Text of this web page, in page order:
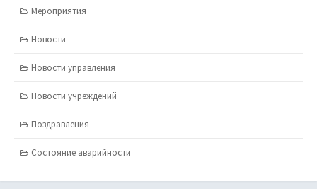
Мероприятия
Новости
Новости управления
Новости учреждений
Поздравления
Состояние аварийности